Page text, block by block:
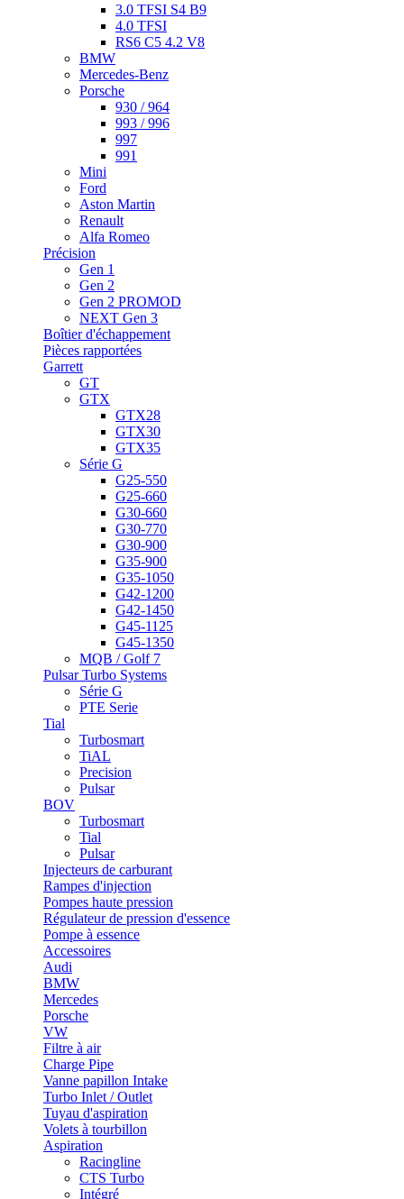
3.0 TFSI S4 B9
4.0 TFSI
RS6 C5 4.2 V8
BMW
Mercedes-Benz
Porsche
930 / 964
993 / 996
997
991
Mini
Ford
Aston Martin
Renault
Alfa Romeo
Précision
Gen 1
Gen 2
Gen 2 PROMOD
NEXT Gen 3
Boîtier d'échappement
Pièces rapportées
Garrett
GT
GTX
GTX28
GTX30
GTX35
Série G
G25-550
G25-660
G30-660
G30-770
G30-900
G35-900
G35-1050
G42-1200
G42-1450
G45-1125
G45-1350
MQB / Golf 7
Pulsar Turbo Systems
Série G
PTE Serie
Tial
Turbosmart
TiAL
Precision
Pulsar
BOV
Turbosmart
Tial
Pulsar
Injecteurs de carburant
Rampes d'injection
Pompes haute pression
Régulateur de pression d'essence
Pompe à essence
Accessoires
Audi
BMW
Mercedes
Porsche
VW
Filtre à air
Charge Pipe
Vanne papillon Intake
Turbo Inlet / Outlet
Tuyau d'aspiration
Volets à tourbillon
Aspiration
Racingline
CTS Turbo
Intégré